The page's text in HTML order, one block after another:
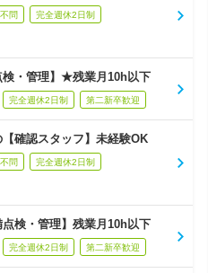
問 完全週休2日制
・管理】★残業月10h以下
完全週休2日制 第二新卒歓迎
確認スタッフ】未経験OK
問 完全週休2日制
検・管理】残業月10h以下
完全週休2日制 第二新卒歓迎